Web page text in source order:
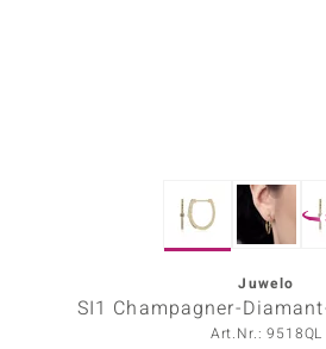
Juwelo
SI1 Champagner-
Art.Nr.: 9518QL